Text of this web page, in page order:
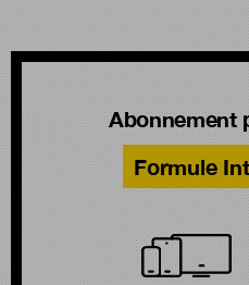
Abonnement
Formule